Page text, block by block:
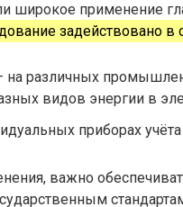
широкое применение
задействовано
на различных
видов энергии в
приборах
важно